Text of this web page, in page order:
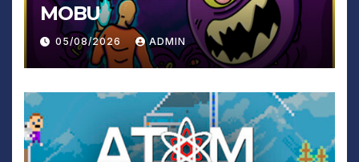
MOBU
05/08/2026 ADMIN